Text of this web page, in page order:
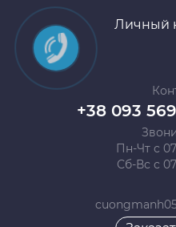
Личный
+38 093
Пн-Чт с
Сб-Вс с